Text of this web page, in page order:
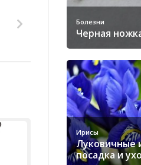
Болезни
Черная
Ирисы
Луковичные
посадка и